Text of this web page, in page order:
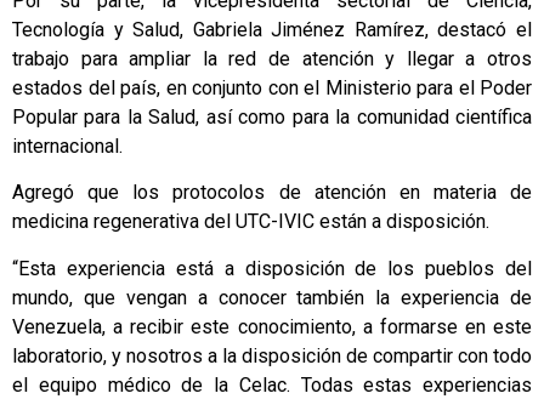
Tecnología y Salud, Gabriela Jiménez Ramírez, destacó el
trabajo para ampliar la red de atención y llegar a otros
estados del país, en conjunto con el Ministerio para el Poder
Popular para la Salud, así como para la comunidad científica
internacional.
Agregó que los protocolos de atención en materia de
medicina regenerativa del UTC-IVIC están a disposición.
“Esta experiencia está a disposición de los pueblos del
mundo, que vengan a conocer también la experiencia de
Venezuela, a recibir este conocimiento, a formarse en este
laboratorio, y nosotros a la disposición de compartir con todo
el equipo médico de la Celac. Todas estas experiencias